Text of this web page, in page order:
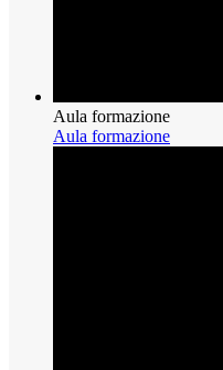
Aula formazione
Aula formazione